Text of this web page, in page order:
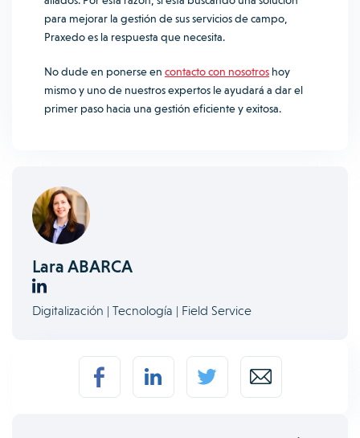
para mejorar la gestión de sus servicios de campo,
Praxedo es la respuesta que necesita.
No dude en ponerse en contacto con nosotros hoy
mismo y uno de nuestros expertos le ayudará a dar el
primer paso hacia una gestión eficiente y exitosa.
Lara ABARCA
Digitalización | Tecnología | Field Service